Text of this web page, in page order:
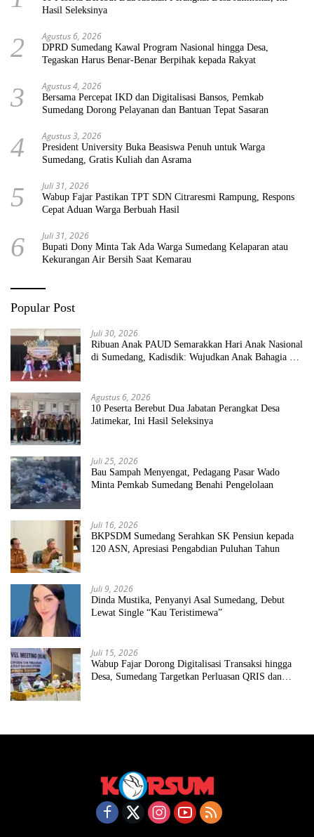
Hasil Seleksinya
2 Agustus 6, 2026
DPRD Sumedang Kawal Program Nasional hingga Desa,
Tegaskan Harus Benar-Benar Berpihak kepada Rakyat
3 Agustus 4, 2026
Bersama Percepat IKD dan Digitalisasi Bansos, Pemkab
Sumedang Dorong Pelayanan dan Bantuan Tepat Sasaran
4 Agustus 3, 2026
President University Buka Beasiswa Penuh untuk Warga
Sumedang, Gratis Kuliah dan Asrama
5 Juli 31, 2026
Wabup Fajar Pastikan TPT SDN Citraresmi Rampung, Respons
Cepat Aduan Warga Berbuah Hasil
6 Juli 31, 2026
Bupati Dony Minta Tak Ada Warga Sumedang Kelaparan atau
Kekurangan Air Bersih Saat Kemarau
Popular Post
Juli 30, 2026
Ribuan Anak PAUD Semarakkan Hari Anak Nasional
di Sumedang, Kadisdik: Wujudkan Anak Bahagia dan
Agustus 6, 2026
10 Peserta Berebut Dua Jabatan Perangkat Desa
Jatimekar, Ini Hasil Seleksinya
Juli 25, 2026
Bau Sampah Menyengat, Pedagang Pasar Wado
Minta Pemkab Sumedang Benahi Pengelolaan
Juli 16, 2026
BKPSDM Sumedang Serahkan SK Pensiun kepada
120 ASN, Apresiasi Pengabdian Puluhan Tahun
Juli 9, 2026
Dinda Mustika, Penyanyi Asal Sumedang, Debut
Lewat Single “Kau Teristimewa”
Juli 15, 2026
Wabup Fajar Dorong Digitalisasi Transaksi hingga
Desa, Sumedang Targetkan Perluasan QRIS dan